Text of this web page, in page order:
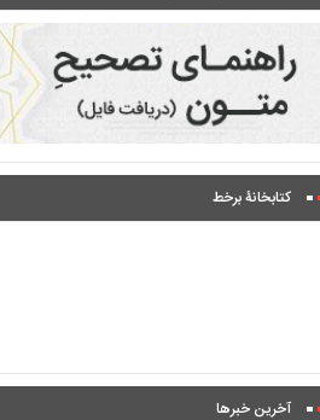
کتابخانۀ برخط
آخرین خبرها